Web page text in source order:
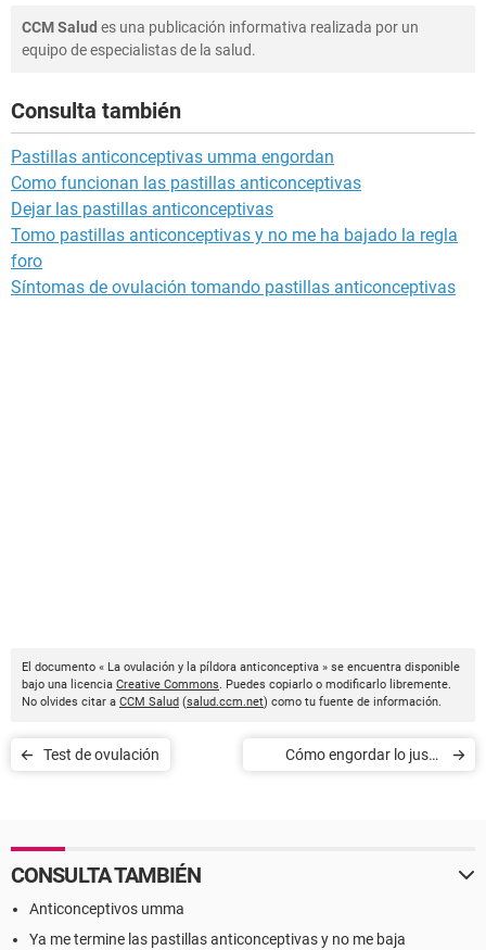
CCM Salud es una publicación informativa realizada por un
equipo de especialistas de la salud.
Consulta también
Pastillas anticonceptivas umma engordan
Como funcionan las pastillas anticonceptivas
Dejar las pastillas anticonceptivas
Tomo pastillas anticonceptivas y no me ha bajado la regla
foro
Síntomas de ovulación tomando pastillas anticonceptivas
El documento « La ovulación y la píldora anticonceptiva » se encuentra disponible
bajo una licencia Creative Commons. Puedes copiarlo o modificarlo libremente.
No olvides citar a CCM Salud (salud.ccm.net) como tu fuente de información.
Test de ovulación
Cómo engordar lo justo
CONSULTA TAMBIÉN
Anticonceptivos umma
Ya me termine las pastillas anticonceptivas y no me baja